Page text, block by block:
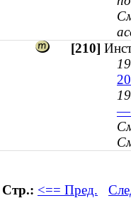
[210]
Стр.: <== Пред.